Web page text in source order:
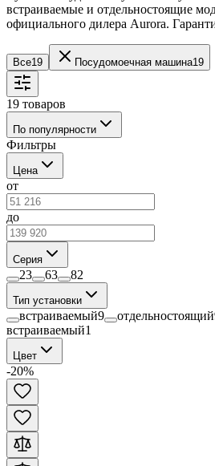
встраиваемые и отдельностоящие
официального дилера Aurora.
Все19 Посудомоечная машина19
19 товаров
По популярности
Фильтры
Цена
от
до
Серия
23 63 82
Тип установки
встраиваемый9 отдельностоящий
встраиваемый1
Цвет
-20%